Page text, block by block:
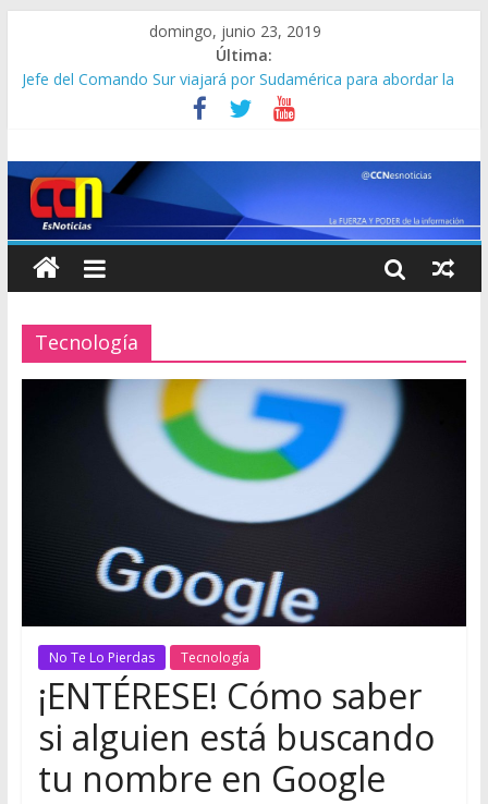
domingo, junio 23, 2019
Última:
Jefe del Comando Sur viajará por Sudamérica para abordar la
Detienen a “El Yiyo” uno de los 10 más buscados en Carabobo
taxi
Lo que se sabe de los militares y funcionarios del Cicpc
detenidos en las últimas horas
Corpoelec apuesta por un Frankenstein para el Zulia
Tecnología
No Te Lo Pierdas Tecnología
¡ENTÉRESE! Cómo saber
si alguien está buscando
tu nombre en Google